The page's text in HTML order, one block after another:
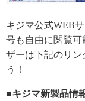
キジマ公式WEB
号も自由に閲覧
ザーは下記のリン
う！
■キジマ新製品情